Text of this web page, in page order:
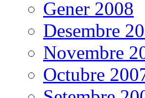
Gener 2008
Desembre
Novembre
Octubre